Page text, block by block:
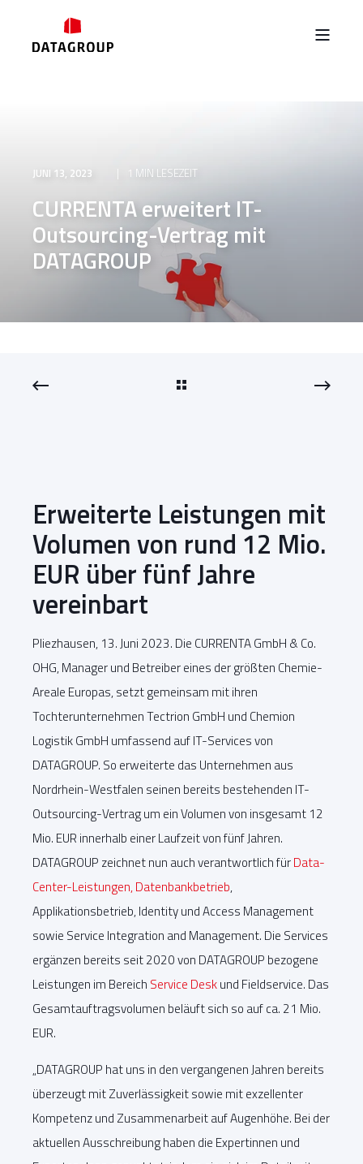
JUNI 13, 2023 1 MIN LESEZEIT
CURRENTA erweitert IT-
Outsourcing-Vertrag mit
DATAGROUP
Erweiterte Leistungen mit
Volumen von rund 12 Mio.
EUR über fünf Jahre
vereinbart
Pliezhausen, 13. Juni 2023. Die CURRENTA GmbH & Co.
OHG, Manager und Betreiber eines der größten Chemie-
Areale Europas, setzt gemeinsam mit ihren
Tochterunternehmen Tectrion GmbH und Chemion
Logistik GmbH umfassend auf IT-Services von
DATAGROUP. So erweiterte das Unternehmen aus
Nordrhein-Westfalen seinen bereits bestehenden IT-
Outsourcing-Vertrag um ein Volumen von insgesamt 12
Mio. EUR innerhalb einer Laufzeit von fünf Jahren.
DATAGROUP zeichnet nun auch verantwortlich fürData-
Center-Leistungen, Datenbankbetrieb,
Applikationsbetrieb, Identity und Access Management
sowie Service Integration and Management. Die Services
ergänzen bereits seit 2020 von DATAGROUP bezogene
Leistungen im Bereich Service Deskund Fieldservice. Das
Gesamtauftragsvolumen beläuft sich so auf ca. 21 Mio.
EUR.
„DATAGROUP hat uns in den vergangenen Jahren bereits
überzeugt mit Zuverlässigkeit sowie mit exzellenter
Kompetenz und Zusammenarbeit auf Augenhöhe. Bei der
aktuellen Ausschreibung haben die Expertinnen und